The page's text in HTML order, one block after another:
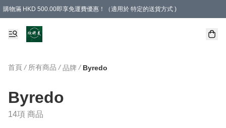
購物滿 HKD 500.00即享免運費優惠！（適用於 特定的送貨方式 )
首頁 / 所有商品 / 品牌 / Byredo
Byredo
14項 商品